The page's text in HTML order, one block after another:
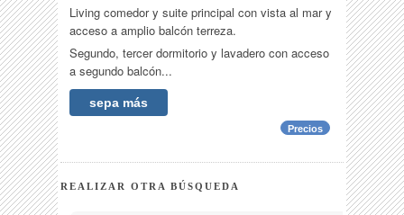
Living comedor y suite principal con vista al mar y
acceso a amplio balcón terreza.
Segundo, tercer dormitorio y lavadero con acceso
a segundo balcón...
sepa más
Precios
REALIZAR OTRA BÚSQUEDA